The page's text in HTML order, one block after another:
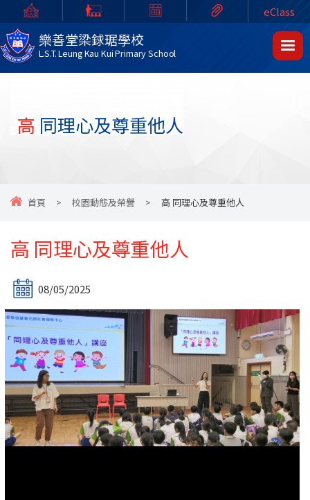
樂善堂梁銶琚學校
L.S.T. Leung Kau Kui Primary School
eClass
高 同理心及尊重他人
首頁 > 校園動態及榮譽 > 高 同理心及尊重他人
高 同理心及尊重他人
08/05/2025